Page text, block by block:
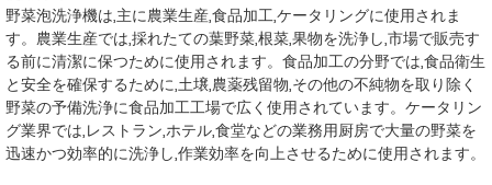
野菜泡洗浄機は,主に農業生産,食品加工,ケータリングに使用されま
す。農業生産では,採れたての葉野菜,根菜,果物を洗浄し,市場で販売す
る前に清潔に保つために使用されます。食品加工の分野では,食品衛生
と安全を確保するために,土壌,農薬残留物,その他の不純物を取り除く
野菜の予備洗浄に食品加工工場で広く使用されています。ケータリン
グ業界では,レストラン,ホテル,食堂などの業務用厨房で大量の野菜を
迅速かつ効率的に洗浄し,作業効率を向上させるために使用されます。